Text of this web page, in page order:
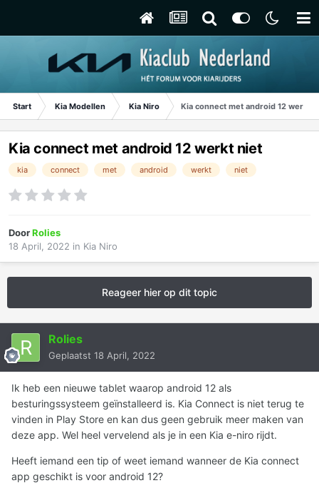
Start Kia Modellen Kia Niro Kia connect met android 12 werkt
Kia connect met android 12 werkt niet
kia connect met android werkt niet
DoorRolies
18 April, 2022 in Kia Niro
Reageer hier op dit topic
Rolies
Geplaatst 18 April, 2022
Ik heb een nieuwe tablet waarop android 12 als
besturingssysteem geïnstalleerd is. Kia Connect is niet terug te
vinden in Play Store en kan dus geen gebruik meer maken van
deze app. Wel heel vervelend als je in een Kia e-niro rijdt.
Heeft iemand een tip of weet iemand wanneer de Kia connect
app geschikt is voor android 12?